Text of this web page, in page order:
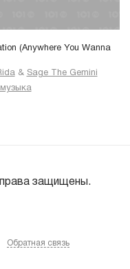
(Anywhere You Wanna
& Sage The Gemini
музыка
защищены.
Обратная связь